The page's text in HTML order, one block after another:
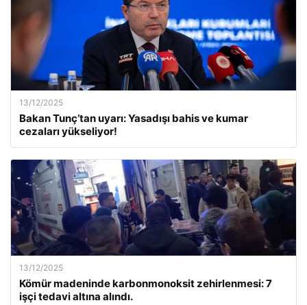
13/12/2025
Bakan Tunç’tan uyarı: Yasadışı bahis ve kumar
cezaları yükseliyor!
13/12/2025
Kömür madeninde karbonmonoksit zehirlenmesi: 7
işçi tedavi altına alındı.